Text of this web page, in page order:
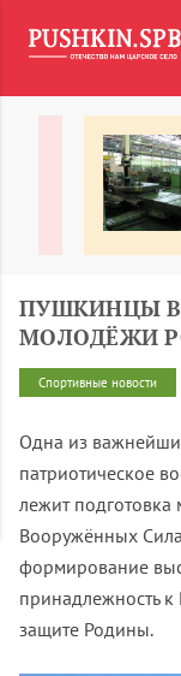
ПУШКИНЦЫ
МОЛОДЁЖИ
Спортивные новости
Одна из
патриотическое
лежит
Вооружённых
формирование
принадлежность к
защите Родины.